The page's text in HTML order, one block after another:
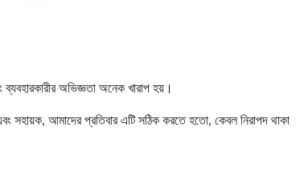
অভিজ্ঞতা অনেক খারাপ হয়।
সহায়ক, আমাদের প্রতিবার এটি সঠিক করতে হতো, কেবল নিরাপদ থাকা